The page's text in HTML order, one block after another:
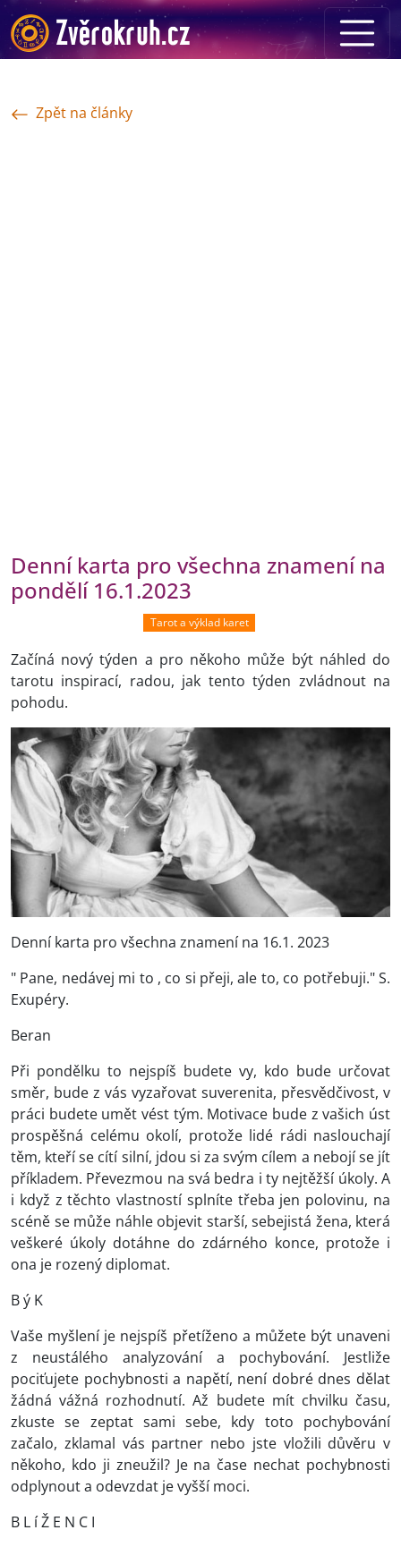
Zpět na články
Denní karta pro všechna znamení na
pondělí 16.1.2023
Tarot a výklad karet
Začíná nový týden a pro někoho může být náhled do
tarotu inspirací, radou, jak tento týden zvládnout na
pohodu.
Denní karta pro všechna znamení na 16.1. 2023
" Pane, nedávej mi to , co si přeji, ale to, co potřebuji." S.
Exupéry.
Beran
Při pondělku to nejspíš budete vy, kdo bude určovat
směr, bude z vás vyzařovat suverenita, přesvědčivost, v
práci budete umět vést tým. Motivace bude z vašich úst
prospěšná celému okolí, protože lidé rádi naslouchají
těm, kteří se cítí silní, jdou si za svým cílem a nebojí se jít
příkladem. Převezmou na svá bedra i ty nejtěžší úkoly. A
i když z těchto vlastností splníte třeba jen polovinu, na
scéně se může náhle objevit starší, sebejistá žena, která
veškeré úkoly dotáhne do zdárného konce, protože i
ona je rozený diplomat.
B ý K
Vaše myšlení je nejspíš přetíženo a můžete být unaveni
z neustálého analyzování a pochybování. Jestliže
pociťujete pochybnosti a napětí, není dobré dnes dělat
žádná vážná rozhodnutí. Až budete mít chvilku času,
zkuste se zeptat sami sebe, kdy toto pochybování
začalo, zklamal vás partner nebo jste vložili důvěru v
někoho, kdo ji zneužil? Je na čase nechat pochybnosti
odplynout a odevzdat je vyšší moci.
B L í Ž E N C I